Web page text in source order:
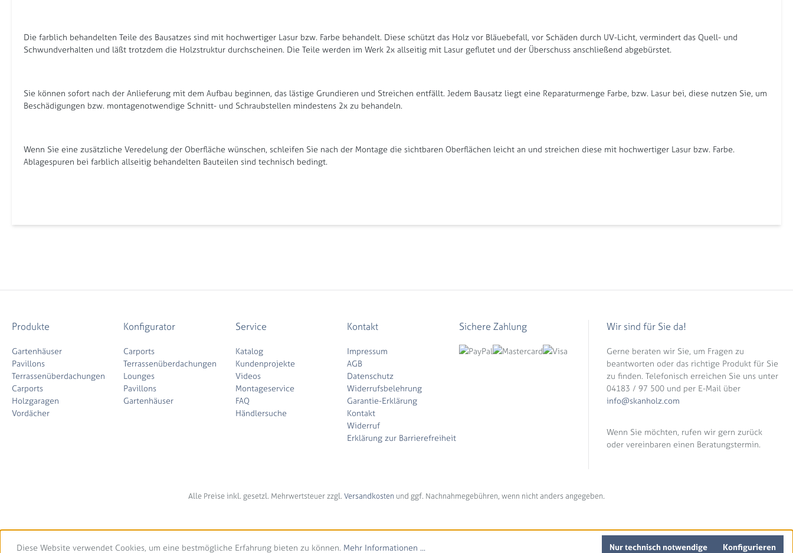
Die farblich behandelten Teile des Bausatzes sind mit hochwertiger Lasur bzw. Farbe behandelt. Diese schützt das Holz vor Bläuebefall, vor Schäden durch UV-Licht, vermindert das Quell- und
Schwundverhalten und läßt trotzdem die Holzstruktur durchscheinen. Die Teile werden im Werk 2x allseitig mit Lasur geflutet und der Überschuss anschließend abgebürstet.
Sie können sofort nach der Anlieferung mit dem Aufbau beginnen, das lästige Grundieren und Streichen entfällt. Jedem Bausatz liegt eine Reparaturmenge Farbe, bzw. Lasur bei, diese nutzen Sie, um
Beschädigungen bzw. montagenotwendige Schnitt- und Schraubstellen mindestens 2x zu behandeln.
Wenn Sie eine zusätzliche Veredelung der Oberfläche wünschen, schleifen Sie nach der Montage die sichtbaren Oberflächen leicht an und streichen diese mit hochwertiger Lasur bzw. Farbe.
Ablagespuren bei farblich allseitig behandelten Bauteilen sind technisch bedingt.
Produkte
Gartenhäuser
Pavillons
Terrassenüberdachungen
Carports
Holzgaragen
Vordächer
Konfigurator
Carports
Terrassenüberdachungen
Lounges
Pavillons
Gartenhäuser
Service
Katalog
Kundenprojekte
Videos
Montageservice
FAQ
Händlersuche
Kontakt
Impressum
AGB
Datenschutz
Widerrufsbelehrung
Garantie-Erklärung
Kontakt
Widerruf
Erklärung zur Barrierefreiheit
Sichere Zahlung Wir sind für Sie da!
Gerne beraten wir Sie, um Fragen zu
beantworten oder das richtige Produkt für Sie
zu finden. Telefonisch erreichen Sie uns unter
04183 / 97 500 und per E-Mail über
info@skanholz.com
Wenn Sie möchten, rufen wir gern zurück
oder vereinbaren einen Beratungstermin.
Alle Preise inkl. gesetzl. Mehrwertsteuer zzgl. Versandkosten und ggf. Nachnahmegebühren, wenn nicht anders angegeben.
Diese Website verwendet Cookies, um eine bestmögliche Erfahrung bieten zu können. Mehr Informationen ... Nur technisch notwendige Konfigurieren